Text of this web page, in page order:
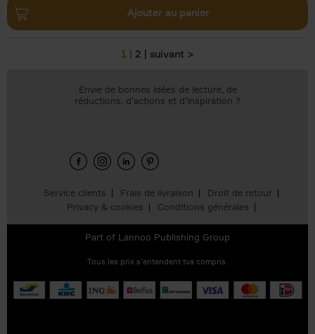
Ajouter au panier
1 2 suivant >
Service clients Frais de livraison
Droit de retour
Privacy & cookies
Conditions générales
Envie de bonnes idées de lecture, de
réductions, d’actions et d’inspiration ?
Part of Lannoo Publishing Group
Tous les prix s’entendent tva compris.